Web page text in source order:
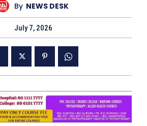
By NEWS DESK
July 7, 2026